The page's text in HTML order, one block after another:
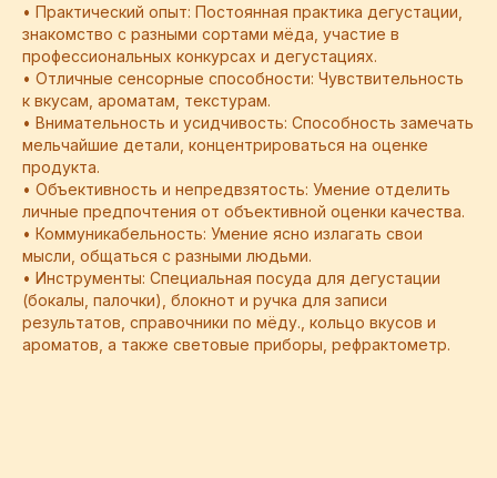
• Практический опыт: Постоянная практика дегустации,
знакомство с разными сортами мёда, участие в
профессиональных конкурсах и дегустациях.
• Отличные сенсорные способности: Чувствительность
к вкусам, ароматам, текстурам.
• Внимательность и усидчивость: Способность замечать
мельчайшие детали, концентрироваться на оценке
продукта.
• Объективность и непредвзятость: Умение отделить
личные предпочтения от объективной оценки качества.
• Коммуникабельность: Умение ясно излагать свои
мысли, общаться с разными людьми.
• Инструменты: Специальная посуда для дегустации
(бокалы, палочки), блокнот и ручка для записи
результатов, справочники по мёду., кольцо вкусов и
ароматов, а также световые приборы, рефрактометр.